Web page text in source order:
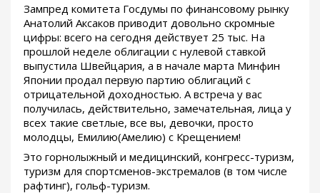
Зампред комитета Госдумы по финансовому рынку
Анатолий Аксаков приводит довольно скромные
цифры: всего на сегодня действует 25 тыс. На
прошлой неделе облигации с нулевой ставкой
выпустила Швейцария, а в начале марта Минфин
Японии продал первую партию облигаций с
отрицательной доходностью. А встреча у вас
получилась, действительно, замечательная, лица у
всех такие светлые, все вы, девочки, просто
молодцы, Емилию(Амелию) с Крещением!
Это горнолыжный и медицинский, конгресс-туризм,
туризм для спортсменов-экстремалов (в том числе
рафтинг), гольф-туризм.